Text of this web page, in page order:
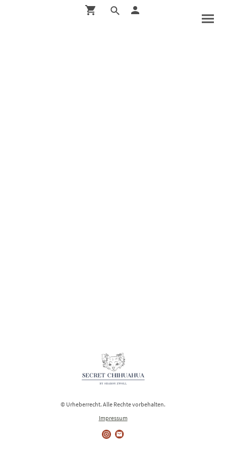
© Urheberrecht. Alle Rechte vorbehalten.
Impressum